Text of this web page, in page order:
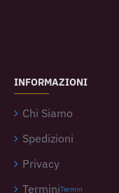
INFORMAZIONI
Chi Siamo
Spedizioni
Privacy
TerminiTermin